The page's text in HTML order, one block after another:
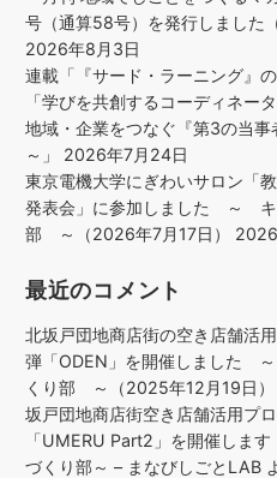
号（通算58号）を発行しました
2026年8月3日
連載「『サード・ラーニング』
「学びを共創するコーディネー
地域・企業をつなぐ『第3の当事
～」
2026年7月24日
東京電機大学にぎわいサロン「
発表会」に参加しました ～ キ
部 ～（2026年7月17日）
最近のコメント
北坂戸団地商店街の空き店舗活
弾「ODEN」を開催しました
くり部 ～（2025年12月19日）
坂戸団地商店街空き店舗活用プ
「UMERU Part2」を開催しま
づくり部～ – まなびしごとLAB